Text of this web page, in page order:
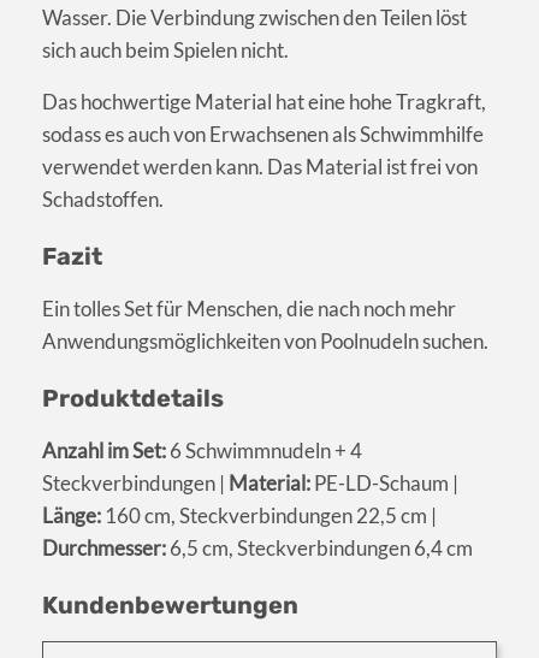
Wasser. Die Verbindung zwischen den Teilen löst
sich auch beim Spielen nicht.
Das hochwertige Material hat eine hohe Tragkraft,
sodass es auch von Erwachsenen als Schwimmhilfe
verwendet werden kann. Das Material ist frei von
Schadstoffen.
Fazit
Ein tolles Set für Menschen, die nach noch mehr
Anwendungsmöglichkeiten von Poolnudeln suchen.
Produktdetails
Anzahl im Set:6 Schwimmnudeln + 4
Steckverbindungen | Material:PE-LD-Schaum |
Länge: 160 cm, Steckverbindungen 22,5 cm |
Durchmesser:6,5 cm, Steckverbindungen 6,4 cm
Kundenbewertungen